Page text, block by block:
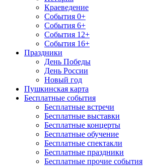
Краеведение
События 0+
События 6+
События 12+
События 16+
Праздники
День Победы
День России
Новый год
Пушкинская карта
Бесплатные события
Бесплатные встречи
Бесплатные выставки
Бесплатные концерты
Бесплатные обучение
Бесплатные спектакли
Бесплатные праздники
Бесплатные прочие события